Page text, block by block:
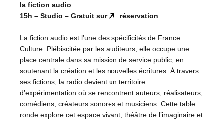
la fiction audio
15h – Studio – Gratuit sur
réservation
La fiction audio est l’une des spécificités de France
Culture. Plébiscitée par les auditeurs, elle occupe une
place centrale dans sa mission de service public, en
soutenant la création et les nouvelles écritures. À travers
ses fictions, la radio devient un territoire
d’expérimentation où se rencontrent auteurs, réalisateurs,
comédiens, créateurs sonores et musiciens. Cette table
ronde explore cet espace vivant, théâtre de l’imaginaire et